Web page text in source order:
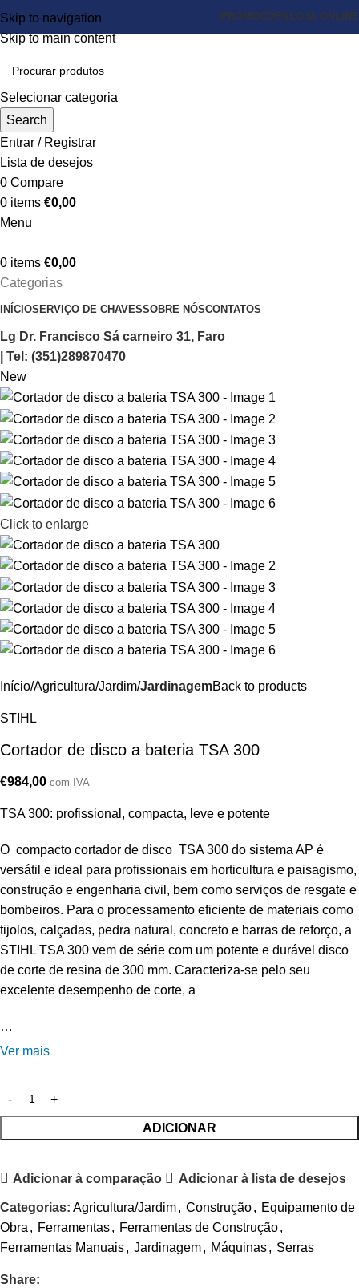
Skip to navigation
Skip to main content
PROMOÇÕES LOJA ONLINE
Selecionar categoria
Search
Entrar / Registrar
Lista de desejos
0 Compare
0 items €0,00
Menu
0 items €0,00
Categorias
INÍCIOSERVIÇO DE CHAVESSOBRE NÓSCONTATOS
Lg Dr. Francisco Sá carneiro 31, Faro
| Tel: (351)289870470
New
Click to enlarge
Início Agricultura/Jardim JardinagemBack to products
STIHL
Cortador de disco a bateria TSA 300
€984,00 com IVA
TSA 300: profissional, compacta, leve e potente
O compacto cortador de disco TSA 300 do sistema AP é
versátil e ideal para profissionais em horticultura e paisagismo,
construção e engenharia civil, bem como serviços de resgate e
bombeiros. Para o processamento eficiente de materiais como
tijolos, calçadas, pedra natural, concreto e barras de reforço, a
STIHL TSA 300 vem de série com um potente e durável disco
de corte de resina de 300 mm. Caracteriza-se pelo seu
excelente desempenho de corte, a
…
Ver mais
ADICIONAR
Adicionar à comparação Adicionar à lista de desejos
Categorias: Agricultura/Jardim, Construção, Equipamento de
Obra, Ferramentas, Ferramentas de Construção,
Ferramentas Manuais, Jardinagem, Máquinas, Serras
Share: